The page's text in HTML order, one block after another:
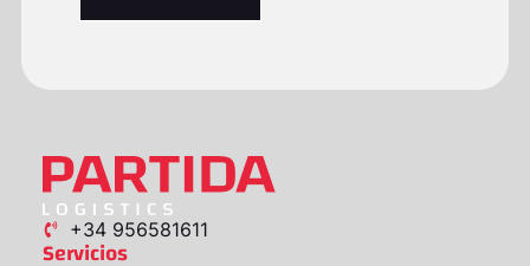
+34 956581611
Servicios